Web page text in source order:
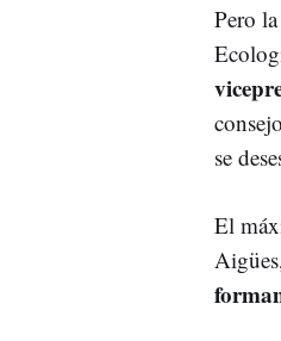
Pero
se
El